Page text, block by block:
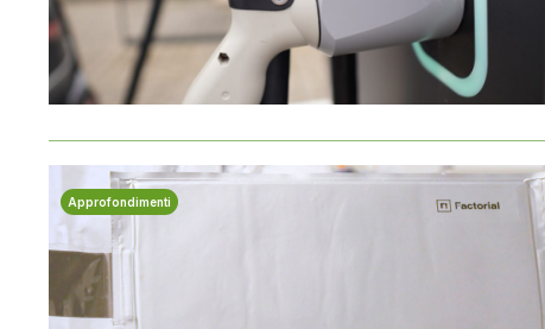
Approfondimenti